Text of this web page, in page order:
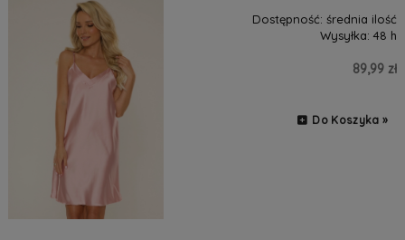
Dostępność: średnia ilość
Wysyłka: 48 h
89,99 zł
Do Koszyka »